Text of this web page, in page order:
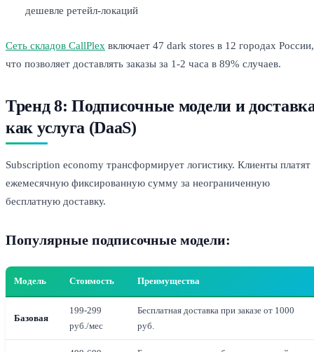
дешевле ретейл-локаций
Сеть складов CallPlex включает 47 dark stores в 12 городах России,
что позволяет доставлять заказы за 1-2 часа в 89% случаев.
Тренд 8: Подписочные модели и
как услуга (DaaS)
Subscription economy трансформирует логистику. Клиенты платят
ежемесячную фиксированную сумму за неограниченную
бесплатную доставку.
Популярные подписочные модели:
Модель Стоимость Преимущества
Базовая
199-299
руб./мес
Бесплатная доставка при заказе от 1000
руб.